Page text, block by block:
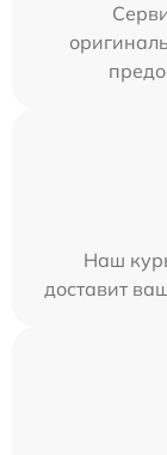
Наш
доставит